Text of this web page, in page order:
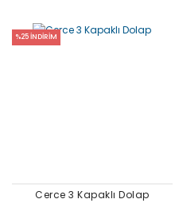
%25 İNDİRİM
Cerce 3 Kapaklı Dolap